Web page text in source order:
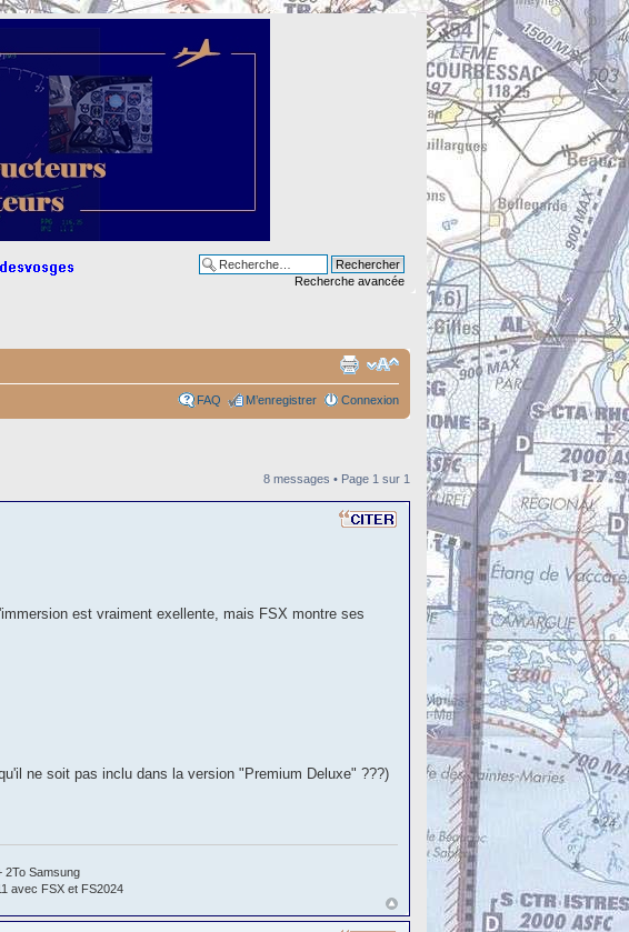
Recherche avancée
FAQ M’enregistrer Connexion
8 messages • Page 1 sur 1
est vraiment exellente, mais FSX montre ses
ne soit pas inclu dans la version "Premium Deluxe" ???)
2To Samsung
avec FSX et FS2024